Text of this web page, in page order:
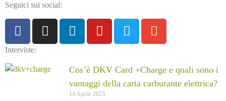
Seguici sui social:
Interviste:
Cos’è DKV Card +Charge e quali sono i
vantaggi della carta carburante elettrica?
14 Aprile 2023